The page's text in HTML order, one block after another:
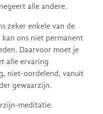
alle andere.
zeker enkele van de
ons niet permanent
Daarvoor moet je
alle ervaring
niet-oordelend, vanuit
gewaarzijn.
meditatie.